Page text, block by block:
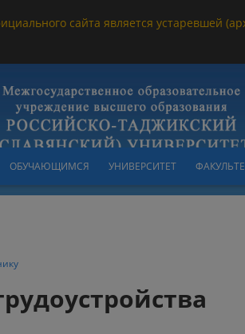
сайта является устаревшей
ОБУЧАЮЩИМСЯ УНИВЕРСИТЕТ